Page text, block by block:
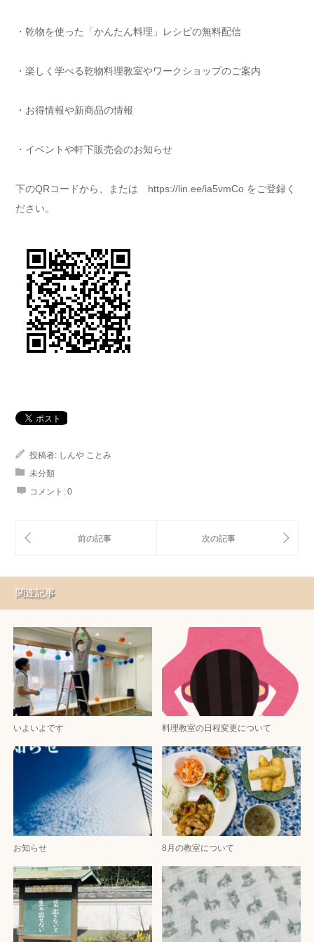
・乾物を使った「かんたん料理」レシピの無料配信
・楽しく学べる乾物料理教室やワークショップのご案内
・お得情報や新商品の情報
・イベントや軒下販売会のお知らせ
下のQRコードから、または https://lin.ee/ia5vmCo をご登録く
ださい。
投稿者: しんや ことみ
未分類
コメント: 0
関連記事
いよいよです 料理教室の日程変更について
お知らせ 8月の教室について